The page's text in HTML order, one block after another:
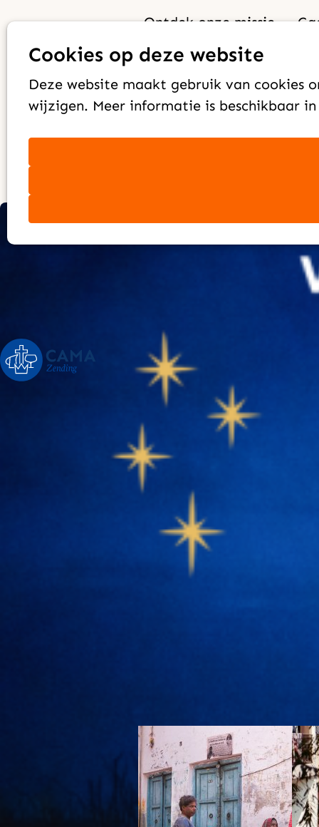
Cookies op deze website
Deze website maakt gebruik van cookies
wijzigen. Meer informatie is beschikbaar
Ontdek onze missie
Breng vrede deze
kerst!